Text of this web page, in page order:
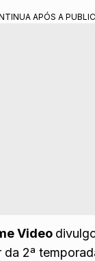
APÓS A
Video
da 2ª